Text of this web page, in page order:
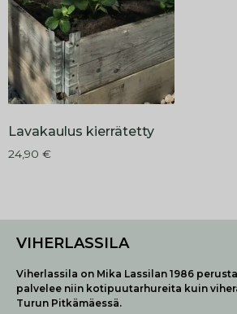
Lavakaulus kierrätetty
24,90 €
VIHERLASSILA
Viherlassila on Mika Lassilan 1986
palvelee niin kotipuutarhureita kuin
Turun Pitkämäessä.